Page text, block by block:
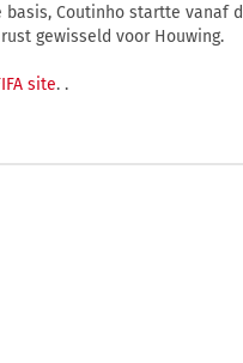
basis, Coutinho startte vanaf
gewisseld voor Houwing.
site. .